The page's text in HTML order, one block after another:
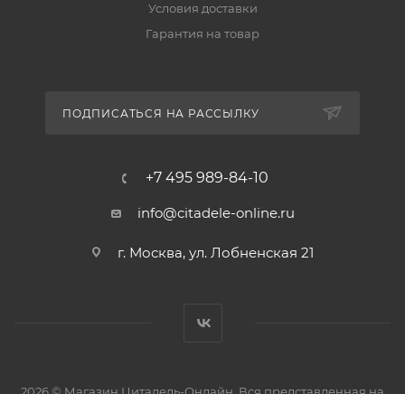
Условия доставки
Гарантия на товар
ПОДПИСАТЬСЯ НА РАССЫЛКУ
+7 495 989-84-10
info@citadele-online.ru
г. Москва, ул. Лобненская 21